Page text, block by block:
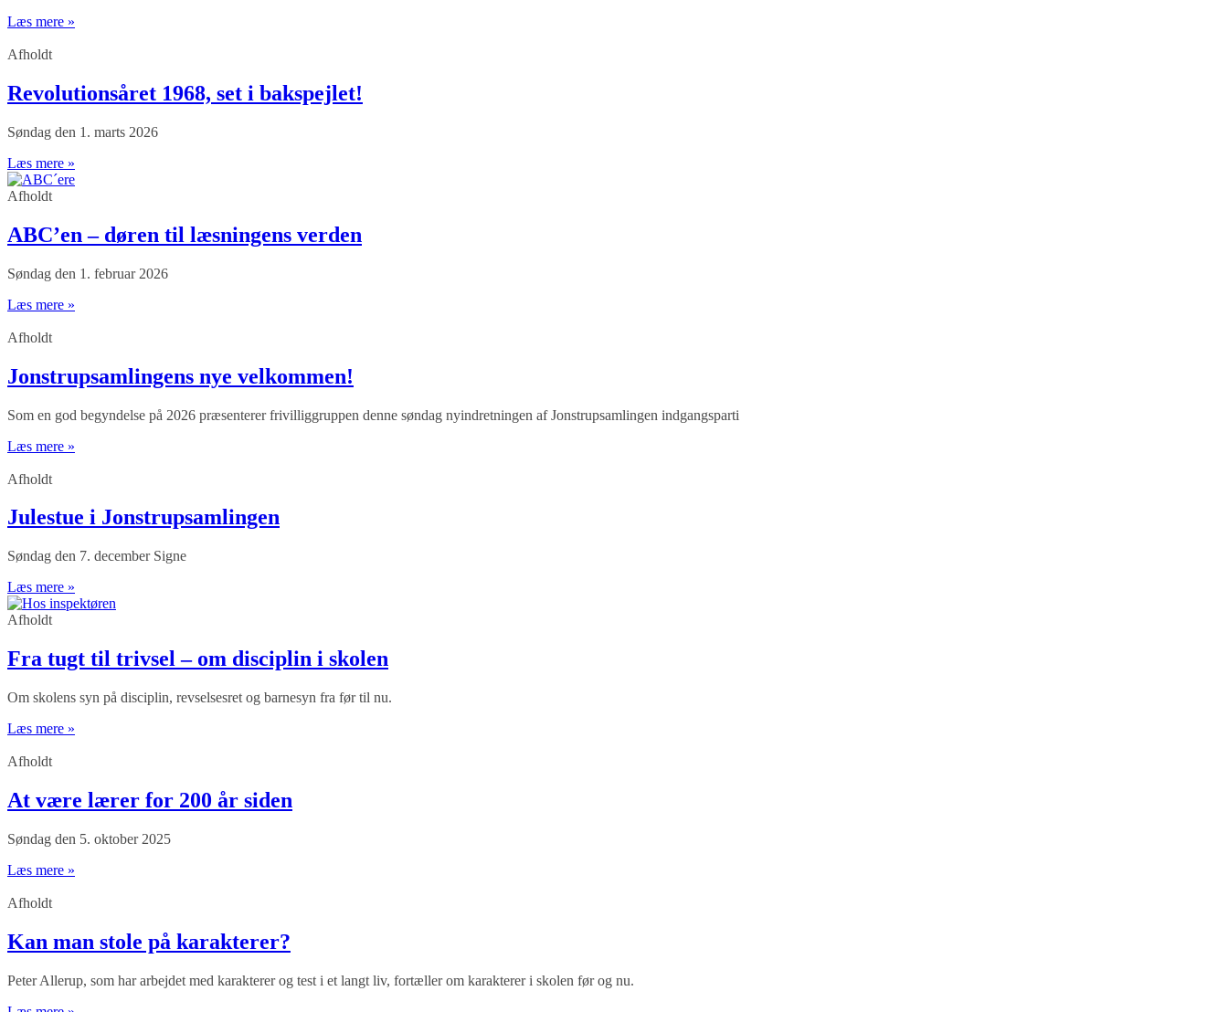
Læs mere »
Afholdt
Revolutionsåret 1968, set i bakspejlet!
Søndag den 1. marts 2026
Læs mere »
Afholdt
ABC’en – døren til læsningens verden
Søndag den 1. februar 2026
Læs mere »
Afholdt
Jonstrupsamlingens nye velkommen!
Som en god begyndelse på 2026 præsenterer frivilliggruppen denne søndag nyindretningen af Jonstrupsamlingen indgangsparti
Læs mere »
Afholdt
Julestue i Jonstrupsamlingen
Søndag den 7. december Signe
Læs mere »
Afholdt
Fra tugt til trivsel – om disciplin i skolen
Om skolens syn på disciplin, revselsesret og barnesyn fra før til nu.
Læs mere »
Afholdt
At være lærer for 200 år siden
Søndag den 5. oktober 2025
Læs mere »
Afholdt
Kan man stole på karakterer?
Peter Allerup, som har arbejdet med karakterer og test i et langt liv, fortæller om karakterer i skolen før og nu.